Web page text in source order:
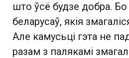
што ўсё будзе добра.
беларусаў, якія
Але камусьці гэта не
разам з палякамі